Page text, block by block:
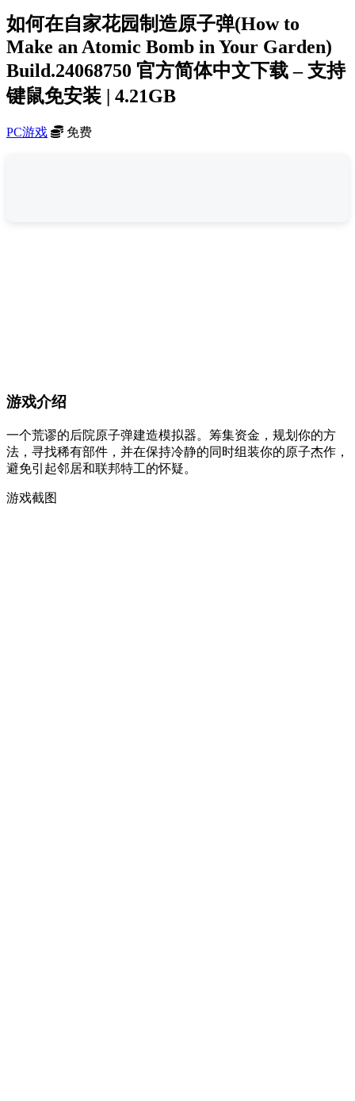
如何在自家花园制造原子弹(How to
Make an Atomic Bomb in Your Garden)
Build.24068750 官方简体中文下载 – 支持
键鼠免安装 | 4.21GB
PC游戏 免费
游戏介绍
一个荒谬的后院原子弹建造模拟器。筹集资金，规划你的方
法，寻找稀有部件，并在保持冷静的同时组装你的原子杰作，
避免引起邻居和联邦特工的怀疑。
游戏截图